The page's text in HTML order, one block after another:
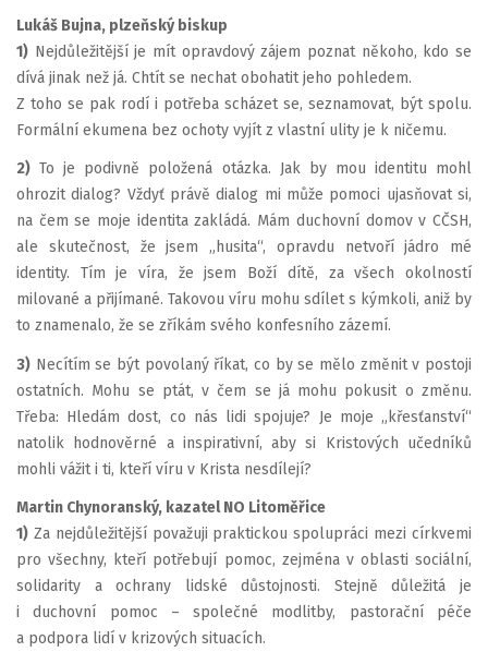
Lukáš Bujna, plzeňský biskup
1) Nejdůležitější je mít opravdový zájem poznat někoho, kdo se
dívá jinak než já. Chtít se nechat obohatit jeho pohledem.
Z toho se pak rodí i potřeba scházet se, seznamovat, být spolu.
Formální ekumena bez ochoty vyjít z vlastní ulity je k ničemu.
2) To je podivně položená otázka. Jak by mou identitu mohl
ohrozit dialog? Vždyť právě dialog mi může pomoci ujasňovat si,
na čem se moje identita zakládá. Mám duchovní domov v CČSH,
ale skutečnost, že jsem „husita“, opravdu netvoří jádro mé
identity. Tím je víra, že jsem Boží dítě, za všech okolností
milované a přijímané. Takovou víru mohu sdílet s kýmkoli, aniž by
to znamenalo, že se zříkám svého konfesního zázemí.
3) Necítím se být povolaný říkat, co by se mělo změnit v postoji
ostatních. Mohu se ptát, v čem se já mohu pokusit o změnu.
Třeba: Hledám dost, co nás lidi spojuje? Je moje „křesťanství“
natolik hodnověrné a inspirativní, aby si Kristových učedníků
mohli vážit i ti, kteří víru v Krista nesdílejí?
Martin Chynoranský, kazatel NO Litoměřice
1) Za nejdůležitější považuji praktickou spolupráci mezi církvemi
pro všechny, kteří potřebují pomoc, zejména v oblasti sociální,
solidarity a ochrany lidské důstojnosti. Stejně důležitá je
i duchovní pomoc – společné modlitby, pastorační péče
a podpora lidí v krizových situacích.